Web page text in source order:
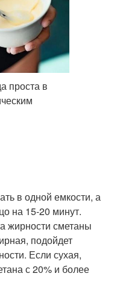
проста в
в одной емкости, а
на 15-20 минут.
жирности сметаны
подойдет
Если сухая,
с 20% и более